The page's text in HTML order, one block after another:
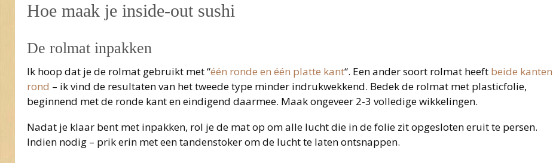
Hoe maak je inside-out sushi
De rolmat inpakken
Ik hoop dat je de rolmat gebruikt met “één ronde en één platte kant“. Een ander soort rolmat heeft beide kanten
rond – ik vind de resultaten van het tweede type minder indrukwekkend. Bedek de rolmat met plasticfolie,
beginnend met de ronde kant en eindigend daarmee. Maak ongeveer 2-3 volledige wikkelingen.
Nadat je klaar bent met inpakken, rol je de mat op om alle lucht die in de folie zit opgesloten eruit te persen.
Indien nodig – prik erin met een tandenstoker om de lucht te laten ontsnappen.